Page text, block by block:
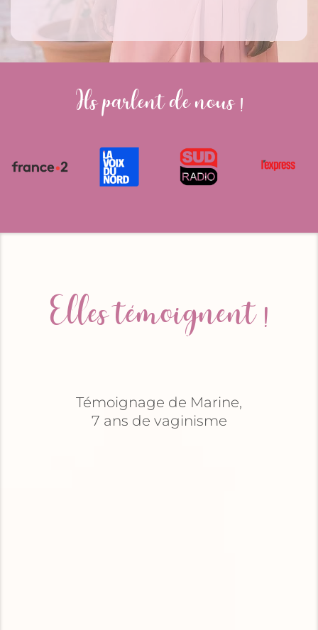
Ils parlent de nous !
Elles témoignent !
Témoignage de Marine,
7 ans de vaginisme